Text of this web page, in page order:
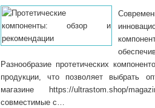
Разнообразие протетических
продукции, что позволяет выбрать
магазине https://ultrastom.shop/
совместимые с…